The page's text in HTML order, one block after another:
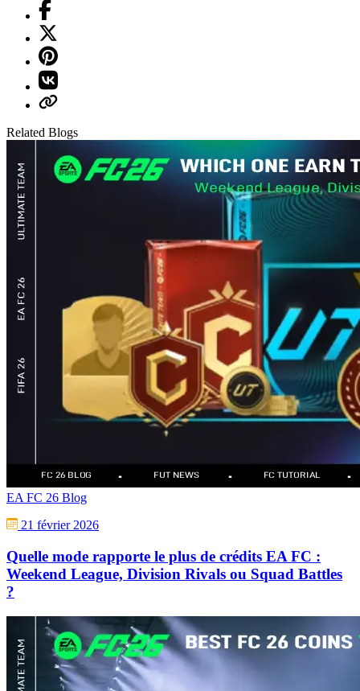
Related Blogs
EA FC 26 Blog
21 février 2026
Quelle mode rapporte le plus de crédits EA FC :
Weekend League, Division Rivals ou Squad Battles
?